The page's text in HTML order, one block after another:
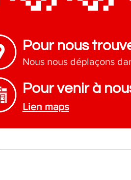
Pour nous
Nous nous déplaçons
Pour venir à
Lien maps